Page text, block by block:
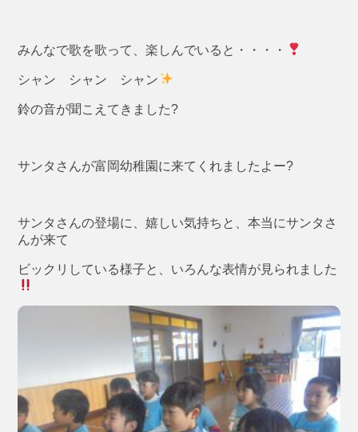
みんなで歌を歌って、楽しんでいると・・・・
シャン シャン シャン
鈴の音が聞こえてきました?
サンタさんが富岡幼稚園に来てくれましたよー?
サンタさんの登場に、嬉しい気持ちと、本当にサンタさ
んが来て
ビックリしている様子と、いろんな表情が見られました